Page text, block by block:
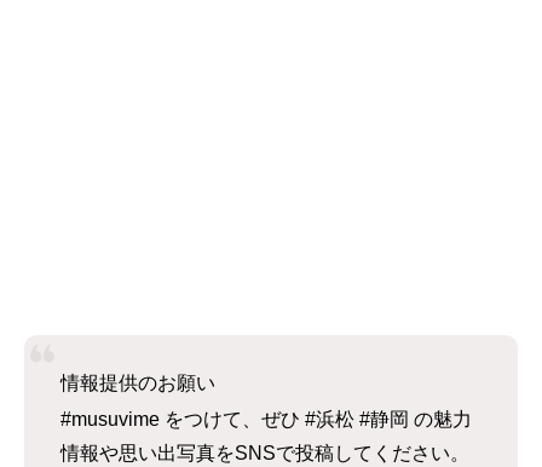
情報提供のお願い
#musuvime をつけて、ぜひ #浜松 #静岡 の魅力
情報や思い出写真をSNSで投稿してください。